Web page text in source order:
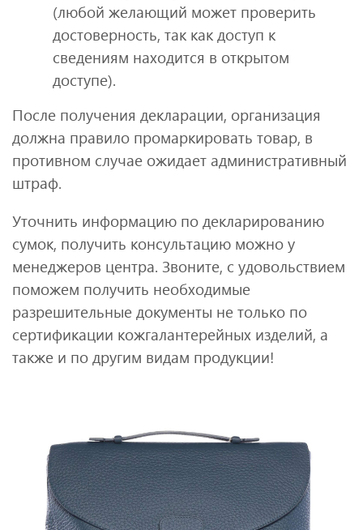
(любой желающий может проверить
достоверность, так как доступ к
сведениям находится в открытом
доступе).
После получения декларации, организация
должна правило промаркировать товар, в
противном случае ожидает административный
штраф.
Уточнить информацию по декларированию
сумок, получить консультацию можно у
менеджеров центра. Звоните, с удовольствием
поможем получить необходимые
разрешительные документы не только по
сертификации кожгалантерейных изделий, а
также и по другим видам продукции!